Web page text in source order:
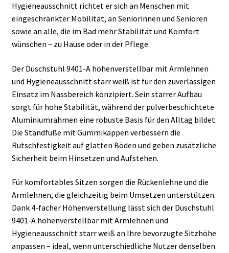
Hygieneausschnitt richtet er sich an Menschen mit
eingeschränkter Mobilität, an Seniorinnen und Senioren
sowie an alle, die im Bad mehr Stabilität und Komfort
wünschen – zu Hause oder in der Pflege.
Der Duschstuhl 9401-A höhenverstellbar mit Armlehnen
und Hygieneausschnitt starr weiß ist für den zuverlässigen
Einsatz im Nassbereich konzipiert. Sein starrer Aufbau
sorgt für hohe Stabilität, während der pulverbeschichtete
Aluminiumrahmen eine robuste Basis für den Alltag bildet.
Die Standfüße mit Gummikappen verbessern die
Rutschfestigkeit auf glatten Böden und geben zusätzliche
Sicherheit beim Hinsetzen und Aufstehen.
Für komfortables Sitzen sorgen die Rückenlehne und die
Armlehnen, die gleichzeitig beim Umsetzen unterstützen.
Dank 4-facher Höhenverstellung lässt sich der Duschstuhl
9401-A höhenverstellbar mit Armlehnen und
Hygieneausschnitt starr weiß an Ihre bevorzugte Sitzhöhe
anpassen – ideal, wenn unterschiedliche Nutzer denselben